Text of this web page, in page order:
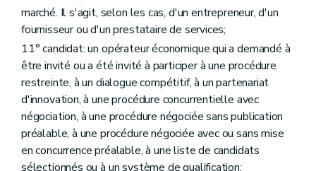
Art. 181
Art. 182
Art. 183
Art. 184
Art. 185
Art. 186
Art. 187
Art. 188
Art. 189
Art. 190
Art. 191
Art. 192
Chapitre 2/1 Dispositions transitoires
marché. Il s'agit, selon les cas, d'un entrepreneur, d'un
fournisseur ou d'un prestataire de services;
11° candidat: un opérateur économique qui a demandé à
être invité ou a été invité à participer à une procédure
restreinte, à un dialogue compétitif, à un partenariat
d'innovation, à une procédure concurrentielle avec
négociation, à une procédure négociée sans publication
préalable, à une procédure négociée avec ou sans mise
en concurrence préalable, à une liste de candidats
sélectionnés ou à un système de qualification;